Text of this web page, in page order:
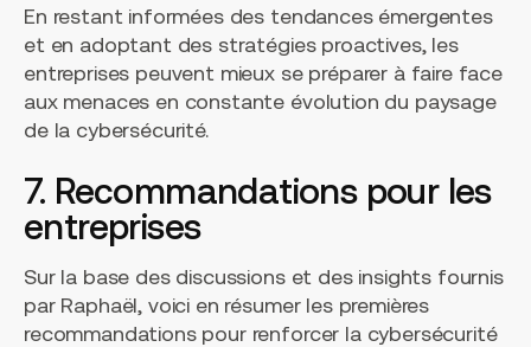
En restant informées des tendances émergentes
et en adoptant des stratégies proactives, les
entreprises peuvent mieux se préparer à faire face
aux menaces en constante évolution du paysage
de la cybersécurité.
7. Recommandations pour les
entreprises
Sur la base des discussions et des insights fournis
par Raphaël, voici en résumer les premières
recommandations pour renforcer la cybersécurité